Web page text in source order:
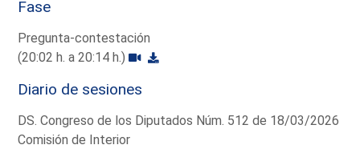
Fase
Pregunta-contestación
(20:02 h. a 20:14 h.)
Diario de sesiones
DS. Congreso de los Diputados Núm. 512 de 18/03/2026
Comisión de Interior